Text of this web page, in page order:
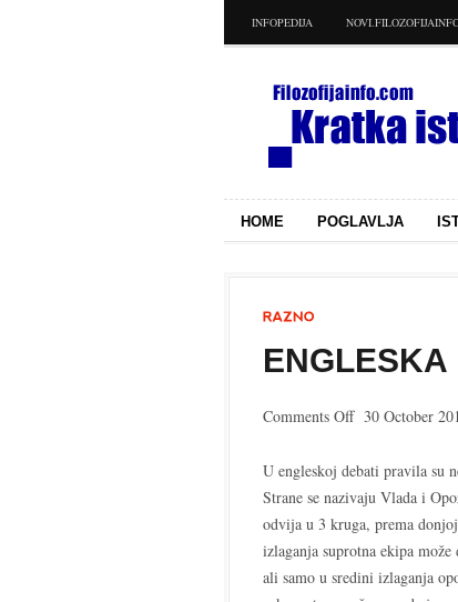
INFOPEDIJA
HOME POGLAVLJA
ENGLESKA
Comments Offon
debata
30 October
U engleskoj debati pravila su
Strane se nazivaju Vlada i
odvija u 3 kruga, prema
izlaganja suprotna ekipa
ali samo u sredini izlaganja